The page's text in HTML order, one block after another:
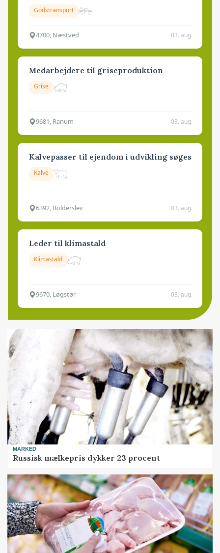
Godstransport
4700, Næstved 03. aug.
Medarbejdere til griseproduktion
Grise
9681, Ranum 03. aug.
Kalvepasser til ejendom i udvikling søges
Kalve
6392, Bolderslev 03. aug.
Leder til klimastald
Klimastald
9670, Løgstør 03. aug.
MARKED
Russisk mælkepris dykker 23 procent